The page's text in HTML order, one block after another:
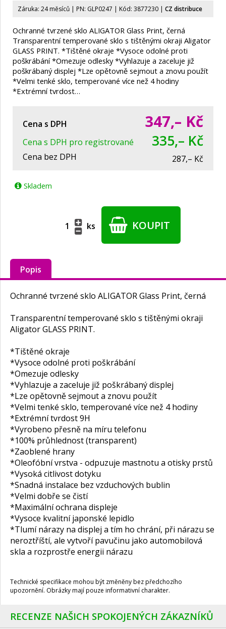
Záruka: 24 měsíců | PN: GLP0247 | Kód: 3877230 | CZ distribuce
Ochranné tvrzené sklo ALIGATOR Glass Print, černá
Transparentní temperované sklo s tištěnými okraji Aligator
GLASS PRINT. *Tištěné okraje *Vysoce odolné proti
poškrábání *Omezuje odlesky *Vyhlazuje a zaceluje již
poškrábaný displej *Lze opětovně sejmout a znovu použít
*Velmi tenké sklo, temperované více než 4 hodiny
*Extrémní tvrdost…
Cena s DPH 347,– Kč
Cena s DPH pro registrované 335,– Kč
Cena bez DPH 287,– Kč
Skladem
ks KOUPIT
Popis
Ochranné tvrzené sklo ALIGATOR Glass Print, černá
Transparentní temperované sklo s tištěnými okraji
Aligator GLASS PRINT.
*Tištěné okraje
*Vysoce odolné proti poškrábání
*Omezuje odlesky
*Vyhlazuje a zaceluje již poškrábaný displej
*Lze opětovně sejmout a znovu použít
*Velmi tenké sklo, temperované více než 4 hodiny
*Extrémní tvrdost 9H
*Vyrobeno přesně na míru telefonu
*100% průhlednost (transparent)
*Zaoblené hrany
*Oleofóbní vrstva - odpuzuje mastnotu a otisky prstů
*Vysoká citlivost dotyku
*Snadná instalace bez vzduchových bublin
*Velmi dobře se čistí
*Maximální ochrana displeje
*Vysoce kvalitní japonské lepidlo
*Tlumí nárazy na displej a tím ho chrání, při nárazu se
neroztříští, ale vytvoří pavučinu jako automobilová
skla a rozprostře energii nárazu
Technické specifikace mohou být změněny bez předchozího
upozornění. Obrázky mají pouze informativní charakter.
RECENZE NAŠICH SPOKOJENÝCH ZÁKAZNÍKŮ